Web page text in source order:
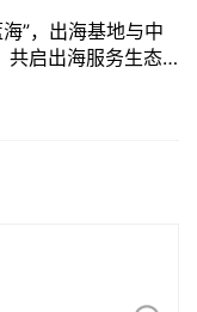
”，出海基地与中
共启出海服务生态